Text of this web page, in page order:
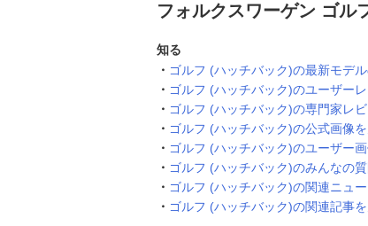
フォルクスワーゲン ゴル
知る
ゴルフ (ハッチバック)の最新モデ
ゴルフ (ハッチバック)のユーザー
ゴルフ (ハッチバック)の専門家レ
ゴルフ (ハッチバック)の公式画像
ゴルフ (ハッチバック)のユーザー
ゴルフ (ハッチバック)のみんなの
ゴルフ (ハッチバック)の関連ニュ
ゴルフ (ハッチバック)の関連記事